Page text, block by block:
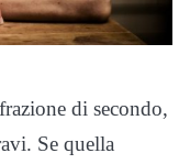
di secondo,
Se quella